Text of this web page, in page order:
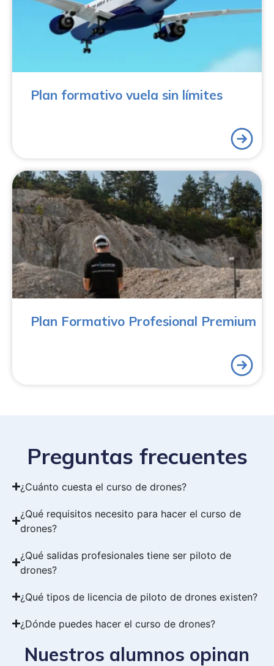
Plan formativo vuela sin límites
Aerocamaras. Obtendrás la formación necesaria para
realizar vuelos de manera legal con este plan
formativo de tres cursos: el curso oficial de radiofonista
profesional de drones, el estudio aeronáutico de
seguridad CTR y la habilitación de operador de drones
Aerocamaras y ¡a volar!
Plan Formativo Profesional Premium
¡Consigue este plan formativo profesional exclusivo!
Empieza a trabajar en la industria de los drones con el
Plan Formativo Premium de Aerocamaras, con el que
obtendrás 4 cursos, y podrás elegir el curso técnico
profesional que más se adapte a tus preferencias.
Preguntas frecuentes
¿Cuánto cuesta el curso de drones?
¿Qué requisitos necesito para hacer el curso de
drones?
¿Qué salidas profesionales tiene ser piloto de
drones?
¿Qué tipos de licencia de piloto de drones existen?
¿Dónde puedes hacer el curso de drones?
Nuestros alumnos opinan